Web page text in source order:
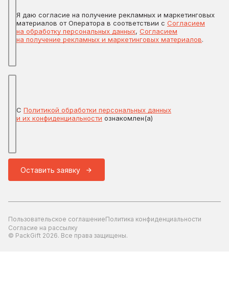
Я даю согласие на получение рекламных и маркетинговых
материалов от Оператора в соответствии с Согласием
на обработку персональных данных, Согласием
на получение рекламных и маркетинговых материалов.
С Политикой обработки персональных данных
и их конфиденциальности ознакомлен(а)
Оставить заявку
Пользовательское соглашениеПолитика конфиденциальности
Согласие на рассылку
© PackGift 2026. Все права защищены.